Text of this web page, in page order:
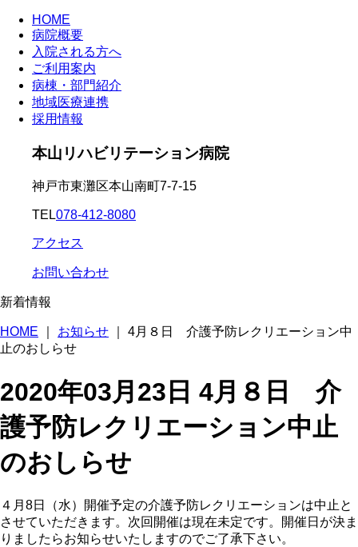
HOME
病院概要
入院される方へ
ご利用案内
病棟・部門紹介
地域医療連携
採用情報
本山リハビリテーション病院
神戸市東灘区本山南町7-7-15
TEL078-412-8080
アクセス
お問い合わせ
新着情報
HOME お知らせ
4月８日 介護予防レクリエーション中
止のおしらせ
2020年03月23日 4月８日 介
護予防レクリエーション中止
のおしらせ
４月8日（水）開催予定の介護予防レクリエーションは中止と
させていただきます。次回開催は現在未定です。開催日が決ま
りましたらお知らせいたしますのでご了承下さい。